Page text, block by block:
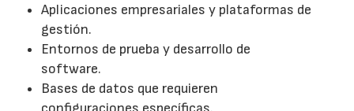
Aplicaciones empresariales y plataformas de
gestión.
Entornos de prueba y desarrollo de
software.
Bases de datos que requieren